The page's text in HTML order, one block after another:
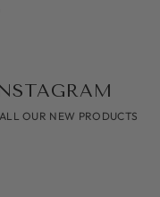
OUR NEW PRODUCTS